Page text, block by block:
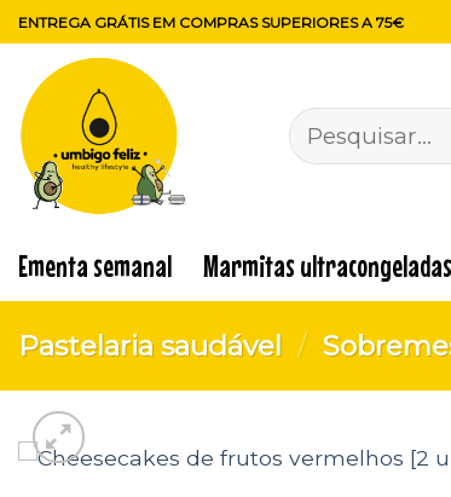
Skip
to
content
ENTREGA GRÁTIS EM COMPRAS SUPERIORES A 75€
Pesquisar
por:
Ementa semanal Marmitas ultracongeladas
Pastelaria saudável /